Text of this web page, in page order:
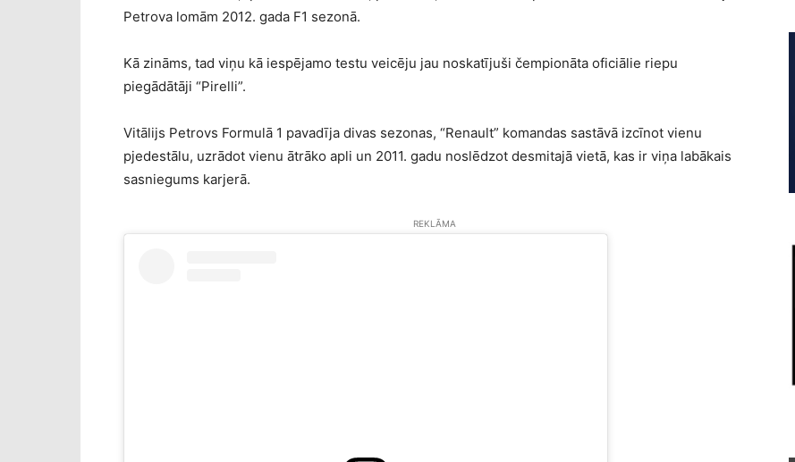
Petrova lomām 2012. gada F1 sezonā.
Kā zināms, tad viņu kā iespējamo testu veicēju jau noskatījuši čempionāta oficiālie riepu
piegādātāji “Pirelli”.
Vitālijs Petrovs Formulā 1 pavadīja divas sezonas, “Renault” komandas sastāvā izcīnot vienu
pjedestālu, uzrādot vienu ātrāko apli un 2011. gadu noslēdzot desmitajā vietā, kas ir viņa labākais
sasniegums karjerā.
REKLĀMA